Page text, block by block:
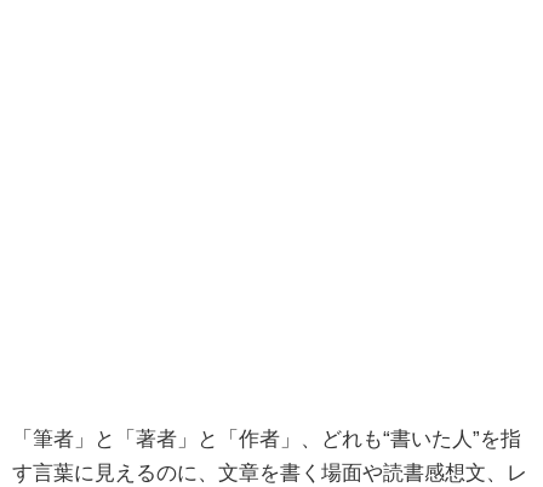
「筆者」と「著者」と「作者」、どれも“書いた人”を指
す言葉に見えるのに、文章を書く場面や読書感想文、レ